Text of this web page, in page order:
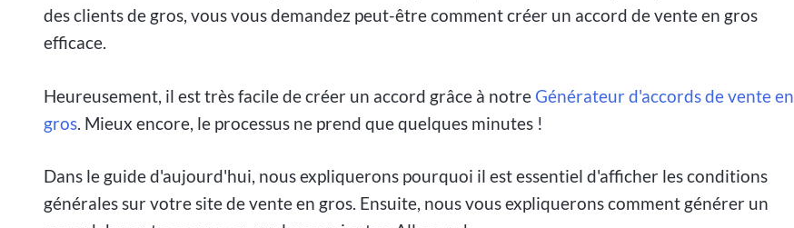
des clients de gros, vous vous demandez peut-être comment créer un accord de vente en gros
efficace.
Heureusement, il est très facile de créer un accord grâce à notre Générateur d'accords de vente en
gros . Mieux encore, le processus ne prend que quelques minutes !
Dans le guide d'aujourd'hui, nous expliquerons pourquoi il est essentiel d'afficher les conditions
générales sur votre site de vente en gros. Ensuite, nous vous expliquerons comment générer un